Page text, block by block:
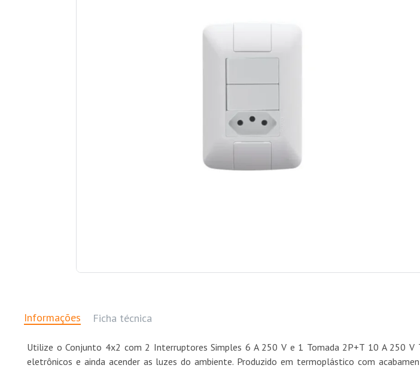
Informações Ficha técnica
Utilize o Conjunto 4x2 com 2 Interruptores Simples 6 A 250 V e 1 Tomada 2P+T 10 A 250
eletrônicos e ainda acender as luzes do ambiente. Produzido em termoplástico com